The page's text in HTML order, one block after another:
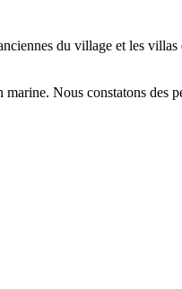
du village et les
Nous constatons des